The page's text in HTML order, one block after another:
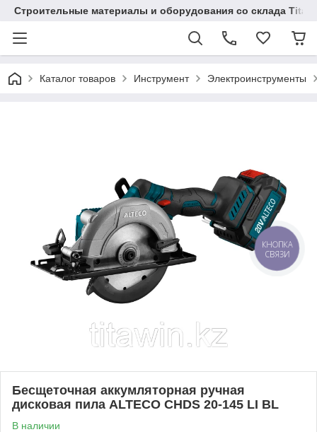
Строительные материалы и оборудования со склада
Каталог товаров Инструмент Электроинструменты
Бесщеточная аккумляторная ручная
дисковая пила ALTECO CHDS 20-145 LI BL
В наличии
КНОПКА
СВЯЗИ